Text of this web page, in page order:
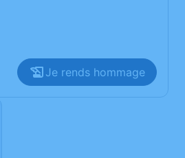
Je rends hommage